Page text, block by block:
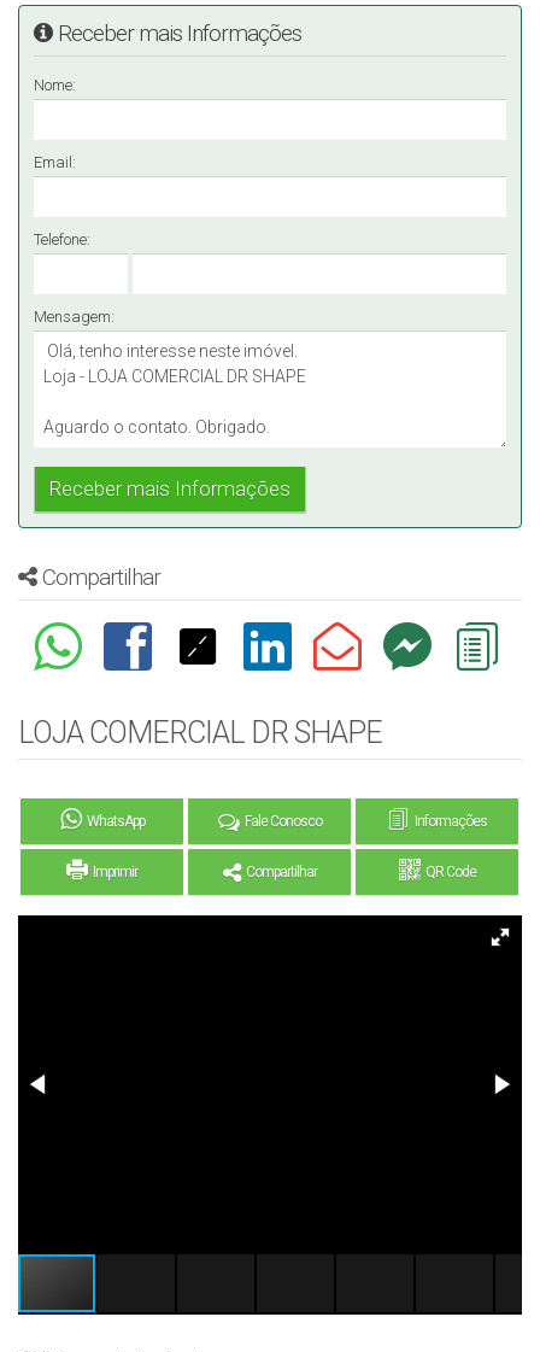
Receber mais Informações
Nome:
Email:
Telefone:
Mensagem:
Compartilhar
LOJA COMERCIAL DR SHAPE
WhatsApp Fale Conosco Informações
Imprimir Compartilhar QR Code